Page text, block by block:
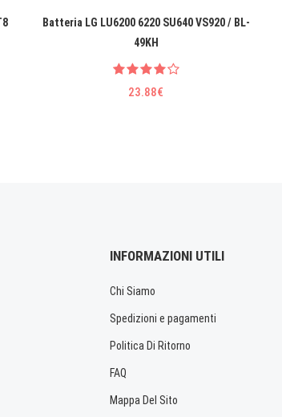
Batteria LG LU6200 6220 SU640 VS920 / BL-
49KH
23.88€
INFORMAZIONI UTILI
Chi Siamo
Spedizioni e pagamenti
Politica Di Ritorno
FAQ
Mappa Del Sito